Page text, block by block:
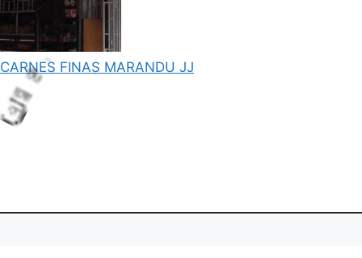
CARNES FINAS MARANDU JJ
L
o
a
di
n
g
.